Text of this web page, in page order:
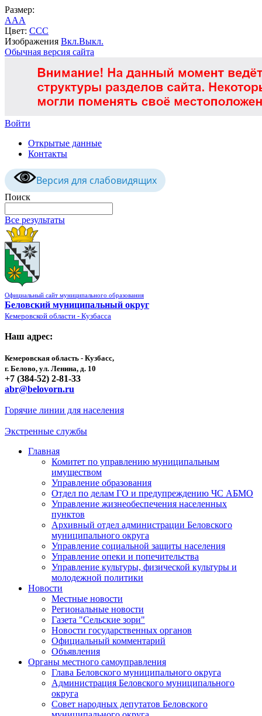
Размер:
AAA
Цвет: CCC
Изображения Вкл.Выкл.
Обычная версия сайта
Войти
Открытые данные
Контакты
Версия для слабовидящих
Поиск
Все результаты
Официальный сайт муниципального образования
Беловский муниципальный округ
Кемеровской области - Кузбасса
Наш адрес:
Кемеровская область - Кузбасс,
г. Белово, ул. Ленина, д. 10
+7 (384-52) 2-81-33
abr@belovorn.ru
Горячие линии для населения
Экстренные службы
Главная
Комитет по управлению муниципальным
имуществом
Управление образования
Отдел по делам ГО и предупреждению ЧС АБМО
Управление жизнеобеспечения населенных
пунктов
Архивный отдел администрации Беловского
муниципального округа
Управление социальной защиты населения
Управление опеки и попечительства
Управление культуры, физической культуры и
молодежной политики
Новости
Местные новости
Региональные новости
Газета "Сельские зори"
Новости государственных органов
Официальный комментарий
Объявления
Органы местного самоуправления
Глава Беловского муниципального округа
Администрация Беловского муниципального
округа
Совет народных депутатов Беловского